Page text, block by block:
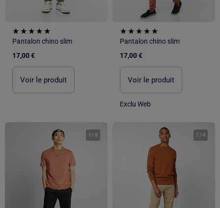
Pantalon chino slim
17,00 €
Voir le produit
Pantalon chino slim
17,00 €
Voir le produit
Exclu Web
1 / 8 1 /4